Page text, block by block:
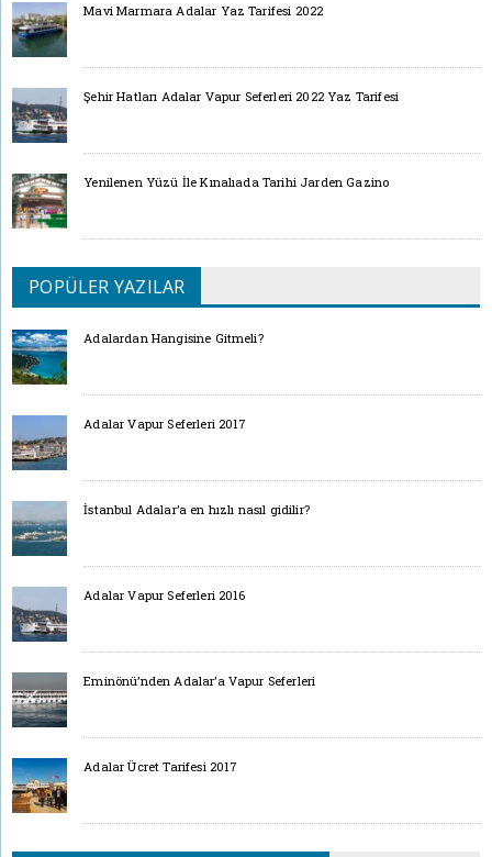
Mavi Marmara Adalar Yaz Tarifesi 2022
Şehir Hatları Adalar Vapur Seferleri 2022 Yaz Tarifesi
Yenilenen Yüzü İle Kınalıada Tarihi Jarden Gazino
POPÜLER YAZILAR
Adalardan Hangisine Gitmeli?
Adalar Vapur Seferleri 2017
İstanbul Adalar’a en hızlı nasıl gidilir?
Adalar Vapur Seferleri 2016
Eminönü’nden Adalar’a Vapur Seferleri
Adalar Ücret Tarifesi 2017